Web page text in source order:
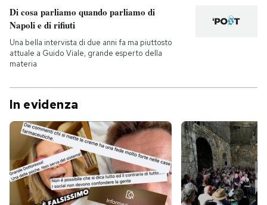
Di cosa parliamo quando parliamo di
Napoli e di rifiuti
Una bella intervista di due anni fa ma piuttosto
attuale a Guido Viale, grande esperto della
materia
In evidenza